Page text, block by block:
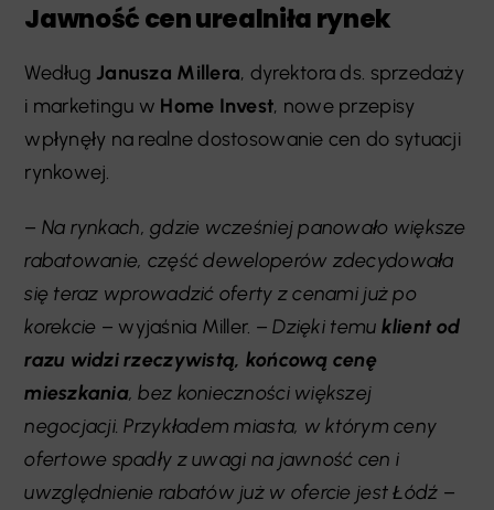
Jawność cen urealniła rynek
Według Janusza Millera, dyrektora ds. sprzedaży
i marketingu w Home Invest, nowe przepisy
wpłynęły na realne dostosowanie cen do sytuacji
rynkowej.
– Na rynkach, gdzie wcześniej panowało większe
rabatowanie, część deweloperów zdecydowała
się teraz wprowadzić oferty z cenami już po
korekcie – wyjaśnia Miller. –Dzięki temu klient od
razu widzi rzeczywistą, końcową cenę
mieszkania, bez konieczności większej
negocjacji. Przykładem miasta, w którym ceny
ofertowe spadły z uwagi na jawność cen i
uwzględnienie rabatów już w ofercie jest Łódź –